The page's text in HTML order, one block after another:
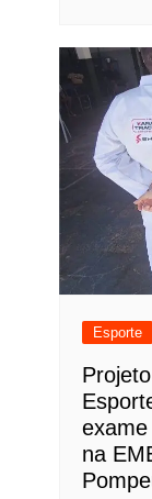
Esporte
na